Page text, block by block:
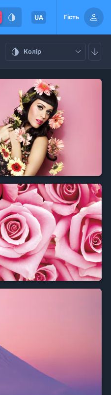
 UA Гість 
 Колір  
